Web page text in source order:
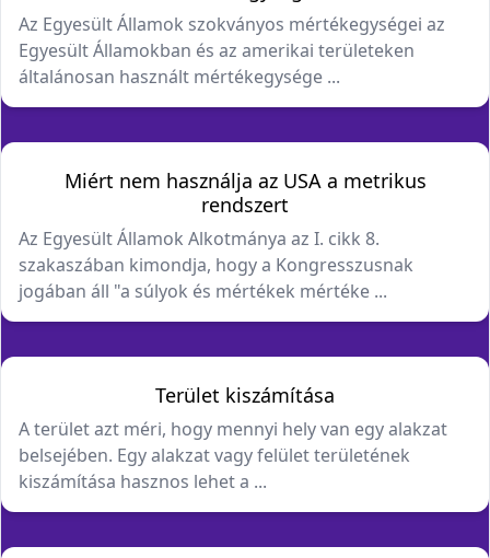
Az Egyesült Államok szokványos mértékegységei az
Egyesült Államokban és az amerikai területeken
általánosan használt mértékegysége ...
Miért nem használja az USA a metrikus
rendszert
Az Egyesült Államok Alkotmánya az I. cikk 8.
szakaszában kimondja, hogy a Kongresszusnak
jogában áll "a súlyok és mértékek mértéke ...
Terület kiszámítása
A terület azt méri, hogy mennyi hely van egy alakzat
belsejében. Egy alakzat vagy felület területének
kiszámítása hasznos lehet a ...